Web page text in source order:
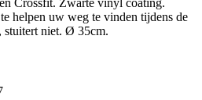
helpen uw weg te vinden tijdens de
stuitert niet. Ø 35cm.